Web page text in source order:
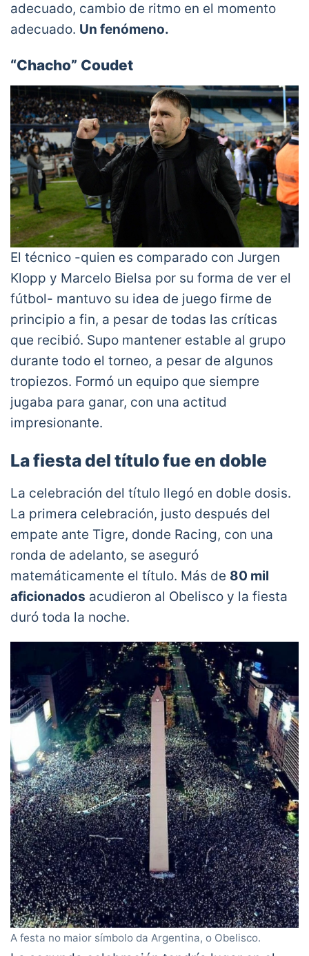
adecuado, cambio de ritmo en el momento
adecuado. Un fenómeno.
“Chacho” Coudet
El técnico -quien es comparado con Jurgen
Klopp y Marcelo Bielsa por su forma de ver el
fútbol- mantuvo su idea de juego firme de
principio a fin, a pesar de todas las críticas
que recibió. Supo mantener estable al grupo
durante todo el torneo, a pesar de algunos
tropiezos. Formó un equipo que siempre
jugaba para ganar, con una actitud
impresionante.
La fiesta del título fue en doble
La celebración del título llegó en doble dosis.
La primera celebración, justo después del
empate ante Tigre, donde Racing, con una
ronda de adelanto, se aseguró
matemáticamente el título. Más de 80 mil
aficionados acudieron al Obelisco y la fiesta
duró toda la noche.
A festa no maior símbolo da Argentina, o Obelisco.